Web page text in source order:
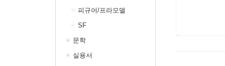
피규어/프라모델
SF
문학
실용서